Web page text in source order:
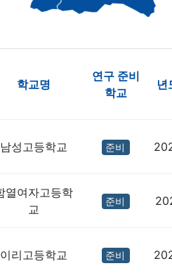
학교명
연구 준비
학교
년
남성고등학교 준비
열여자고등학
교
준비
이리고등학교 준비